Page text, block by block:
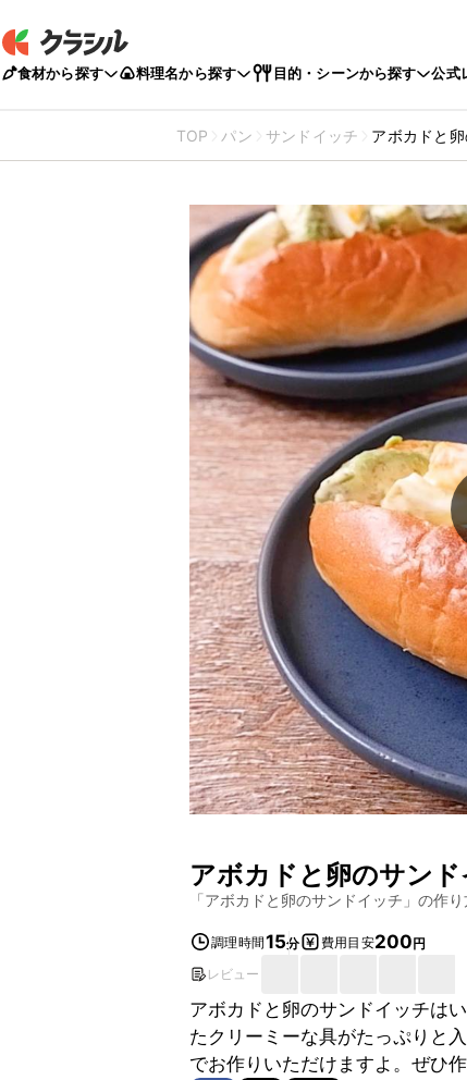
食材から探す 料理名から探す 目的・シーンから探す 公式
TOP パン サンドイッチ アボカドと
アボカドと卵のサンド
「アボカドと卵のサンドイッチ 」の作
調理時間15分 費用目安200円
レビュー
アボカドと卵のサンドイッチは
たクリーミーな具がたっぷりと
でお作りいただけますよ。ぜひ